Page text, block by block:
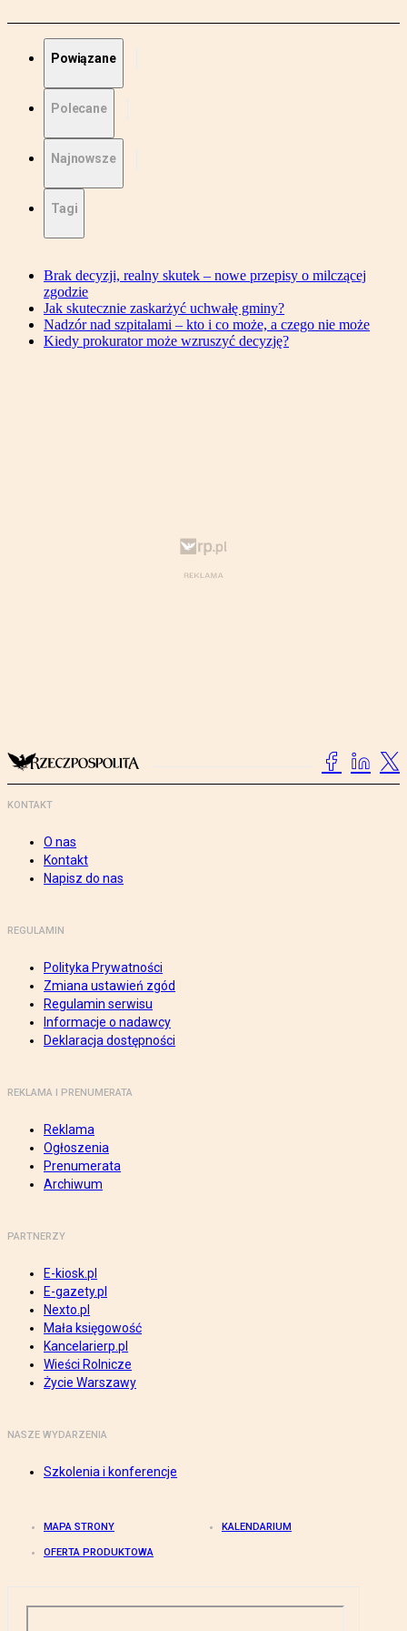
Powiązane
Polecane
Najnowsze
Tagi
Brak decyzji, realny skutek – nowe przepisy o milczącej
zgodzie
Jak skutecznie zaskarżyć uchwałę gminy?
Nadzór nad szpitalami – kto i co może, a czego nie może
Kiedy prokurator może wzruszyć decyzję?
KONTAKT
O nas
Kontakt
Napisz do nas
REGULAMIN
Polityka Prywatności
Zmiana ustawień zgód
Regulamin serwisu
Informacje o nadawcy
Deklaracja dostępności
REKLAMA I PRENUMERATA
Reklama
Ogłoszenia
Prenumerata
Archiwum
PARTNERZY
E-kiosk.pl
E-gazety.pl
Nexto.pl
Mała księgowość
Kancelarierp.pl
Wieści Rolnicze
Życie Warszawy
NASZE WYDARZENIA
Szkolenia i konferencje
MAPA STRONY KALENDARIUM
OFERTA PRODUKTOWA